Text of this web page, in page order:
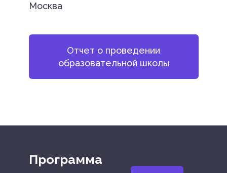
Москва
Отчет о проведении
образовательной школы
Программа